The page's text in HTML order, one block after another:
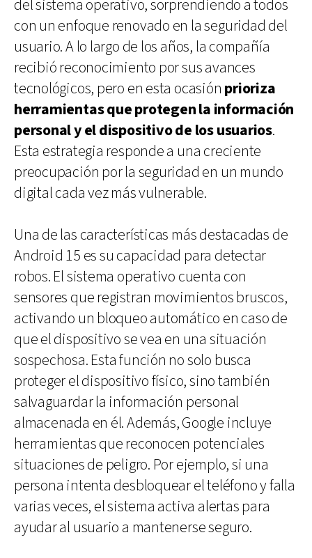
del sistema operativo, sorprendiendo a todos
con un enfoque renovado en la seguridad del
usuario. A lo largo de los años, la compañía
recibió reconocimiento por sus avances
tecnológicos, pero en esta ocasión prioriza
herramientas que protegen la información
personal y el dispositivo de los usuarios.
Esta estrategia responde a una creciente
preocupación por la seguridad en un mundo
digital cada vez más vulnerable.
Una de las características más destacadas de
Android 15 es su capacidad para detectar
robos. El sistema operativo cuenta con
sensores que registran movimientos bruscos,
activando un bloqueo automático en caso de
que el dispositivo se vea en una situación
sospechosa. Esta función no solo busca
proteger el dispositivo físico, sino también
salvaguardar la información personal
almacenada en él. Además, Google incluye
herramientas que reconocen potenciales
situaciones de peligro. Por ejemplo, si una
persona intenta desbloquear el teléfono y falla
varias veces, el sistema activa alertas para
ayudar al usuario a mantenerse seguro.